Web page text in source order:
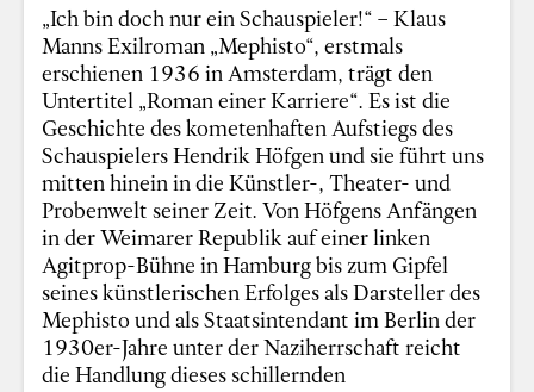
„Ich bin doch nur ein Schauspieler!“ – Klaus
Manns Exilroman „Mephisto“, erstmals
erschienen 1936 in Amsterdam, trägt den
Untertitel „Roman einer Karriere“. Es ist die
Geschichte des kometenhaften Aufstiegs des
Schauspielers Hendrik Höfgen und sie führt uns
mitten hinein in die Künstler-, Theater- und
Probenwelt seiner Zeit. Von Höfgens Anfängen
in der Weimarer Republik auf einer linken
Agitprop-Bühne in Hamburg bis zum Gipfel
seines künstlerischen Erfolges als Darsteller des
Mephisto und als Staatsintendant im Berlin der
1930er-Jahre unter der Naziherrschaft reicht
die Handlung dieses schillernden